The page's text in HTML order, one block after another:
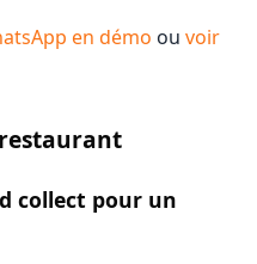
en démo ou voir
collect pour un